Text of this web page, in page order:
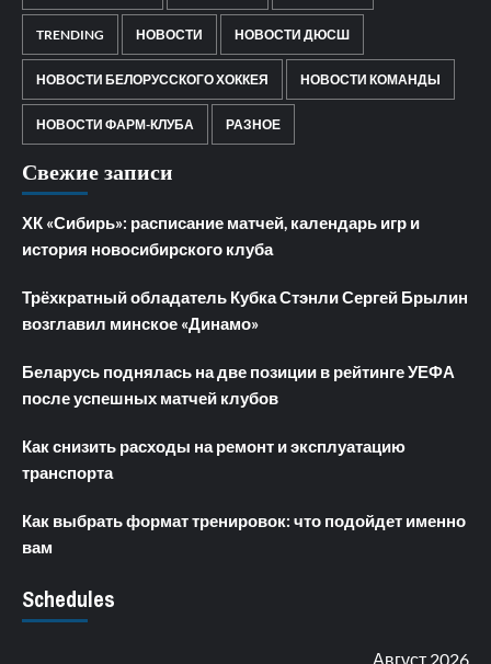
TRENDING НОВОСТИ НОВОСТИ ДЮСШ
НОВОСТИ БЕЛОРУССКОГО ХОККЕЯ НОВОСТИ КОМАНДЫ
НОВОСТИ ФАРМ-КЛУБА РАЗНОЕ
Свежие записи
ХК «Сибирь»: расписание матчей, календарь игр и
история новосибирского клуба
Трёхкратный обладатель Кубка Стэнли Сергей Брылин
возглавил минское «Динамо»
Беларусь поднялась на две позиции в рейтинге УЕФА
после успешных матчей клубов
Как снизить расходы на ремонт и эксплуатацию
транспорта
Как выбрать формат тренировок: что подойдет именно
вам
Schedules
Август 2026